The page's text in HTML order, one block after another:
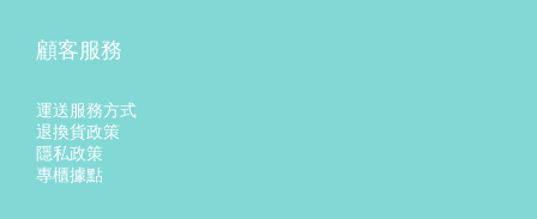
顧客服務
運送服務方式
退換貨政策
隱私政策
專櫃據點